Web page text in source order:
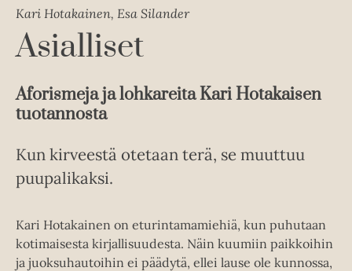
Kari Hotakainen, Esa Silander
Asialliset
Aforismeja ja lohkareita Kari Hotakaisen
tuotannosta
Kun kirveestä otetaan terä, se muuttuu
puupalikaksi.
Kari Hotakainen on eturintamamiehiä, kun puhutaan
kotimaisesta kirjallisuudesta. Näin kuumiin paikkoihin
ja juoksuhautoihin ei päädytä, ellei lause ole kunnossa,